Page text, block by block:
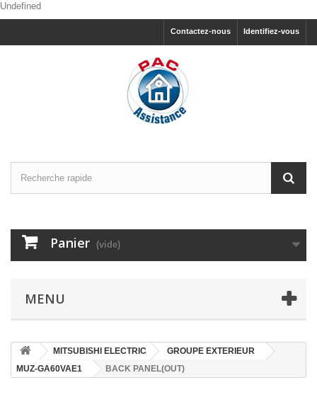
Undefined
Identifiez-vous
Contactez-nous
Panier (vide)
MENU
MITSUBISHI ELECTRIC
GROUPE EXTERIEUR
MUZ-GA60VAE1
BACK PANEL(OUT)